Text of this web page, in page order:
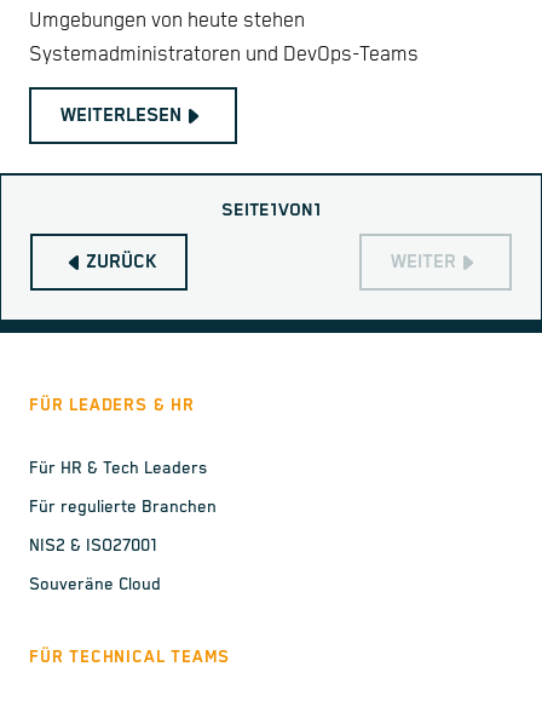
Umgebungen von heute stehen
Systemadministratoren und DevOps-Teams
WEITERLESEN
ZURÜCK
SEITE1VON1
WEITER
FÜR LEADERS & HR
Für HR & Tech Leaders
Für regulierte Branchen
NIS2 & ISO27001
Souveräne Cloud
FÜR TECHNICAL TEAMS